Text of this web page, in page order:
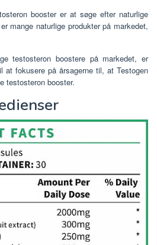
booster er at søge efter naturlige
mange naturlige produkter på markedet,
testosteron boostere på markedet, er
at fokusere på årsagerne til, at Testogen
testosteron booster.